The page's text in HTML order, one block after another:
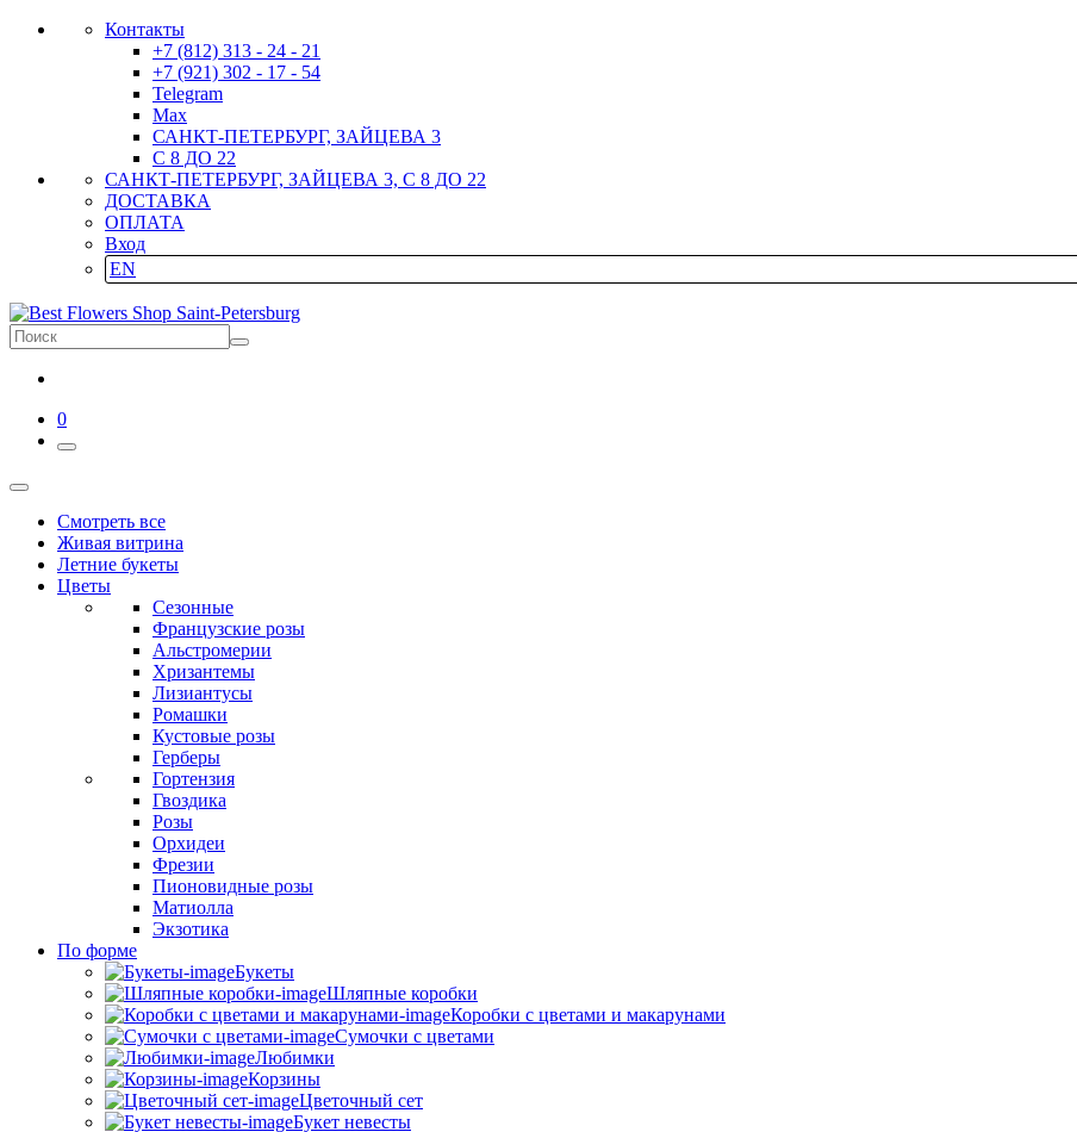
Контакты
+7 (812) 313 - 24 - 21
+7 (921) 302 - 17 - 54
Telegram
Max
САНКТ-ПЕТЕРБУРГ, ЗАЙЦЕВА 3
С 8 ДО 22
САНКТ-ПЕТЕРБУРГ, ЗАЙЦЕВА 3, С 8 ДО 22
ДОСТАВКА
ОПЛАТА
Вход
EN
0
Смотреть все
Живая витрина
Летние букеты
Цветы
Сезонные
Французские розы
Альстромерии
Хризантемы
Лизиантусы
Ромашки
Кустовые розы
Герберы
Гортензия
Гвоздика
Розы
Орхидеи
Фрезии
Пионовидные розы
Матиолла
Экзотика
По форме
Букеты
Шляпные коробки
Коробки с цветами и макарунами
Сумочки с цветами
Любимки
Корзины
Цветочный сет
Букет невесты